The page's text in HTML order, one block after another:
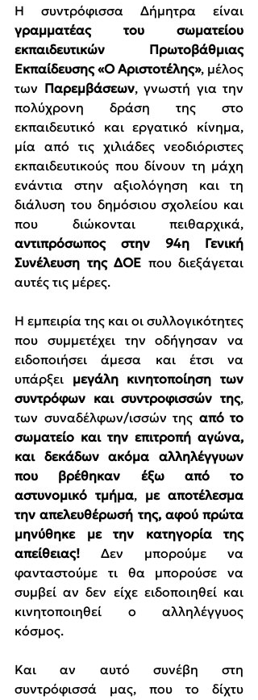
γραμματέας του σωματείου
εκπαιδευτικών Πρωτοβάθμιας
Εκπαίδευσης «Ο Αριστοτέλης», μέλος
των Παρεμβάσεων, γνωστή για την
πολύχρονη δράση της στο
εκπαιδευτικό και εργατικό κίνημα,
μία από τις χιλιάδες νεοδιόριστες
εκπαιδευτικούς που δίνουν τη μάχη
ενάντια στην αξιολόγηση και τη
διάλυση του δημόσιου σχολείου και
αντιπρόσωπος στην 94η Γενική
Συνέλευση της ΔΟΕ που διεξάγεται
αυτές τις μέρες.
Η εμπειρία της και οι συλλογικότητες
που συμμετέχει την οδήγησαν να
ειδοποιήσει άμεσα και έτσι να
υπάρξει μεγάλη κινητοποίηση των
συντρόφων και συντροφισσών της,
των συναδέλφων/ισσών της από το
σωματείο και την επιτροπή αγώνα,
και δεκάδων ακόμα αλληλέγγυων
που βρέθηκαν έξω από το
αστυνομικό τμήμα, με αποτέλεσμα
την απελευθέρωσή της, αφού πρώτα
μηνύθηκε με την κατηγορία της
απείθειας! Δεν μπορούμε να
φανταστούμε τι θα μπορούσε να
συμβεί αν δεν είχε ειδοποιηθεί και
κινητοποιηθεί ο αλληλέγγυος
κόσμος.
Και αν αυτό συνέβη στη
συντρόφισσά μας, που το δίχτυ